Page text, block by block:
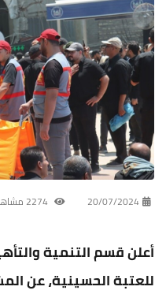
20/07/2024
أعلن قسم التنمية
للعتبة الحسينية، عن